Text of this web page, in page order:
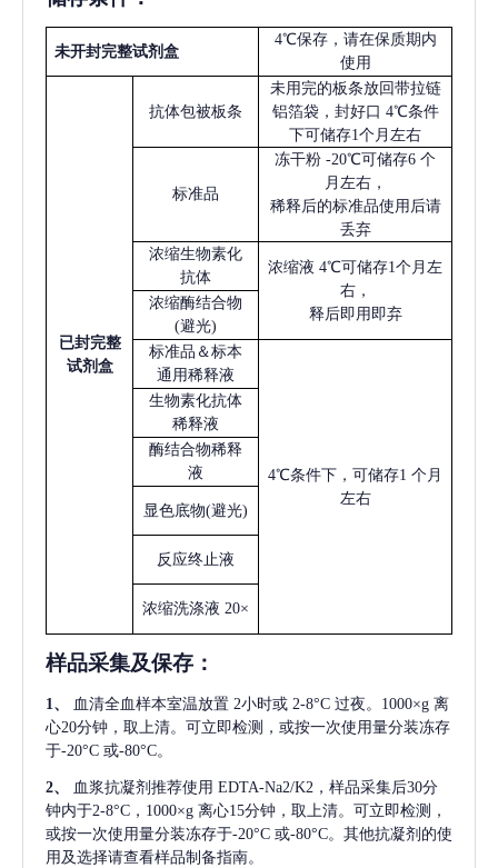
未开封完整试剂盒
4℃保存，请在保质期内
使用
已封完整
试剂盒
抗体包被板条
未用完的板条放回带拉链
铝箔袋，封好口 4℃条件
下可储存1个月左右
标准品
冻干粉 -20℃可储存6 个
月左右，
稀释后的标准品使用后请
丢弃
浓缩生物素化
抗体
浓缩液 4℃可储存1个月左
右，
释后即用即弃
浓缩酶结合物
(避光)
标准品＆标本
通用稀释液
4℃条件下，可储存1 个月
左右
生物素化抗体
稀释液
酶结合物稀释
液
显色底物(避光)
反应终止液
浓缩洗涤液 20×
样品采集及保存 ：
1、 血清全血样本室温放置 2小时或 2-8°C 过夜。1000×g 离
心20分钟，取上清。可立即检测，或按一次使用量分装冻存
于-20°C 或-80°C。
2、 血浆抗凝剂推荐使用 EDTA-Na2/K2，样品采集后30分
钟内于2-8°C，1000×g 离心15分钟，取上清。可立即检测，
或按一次使用量分装冻存于-20°C 或-80°C。其他抗凝剂的使
用及选择请查看样品制备指南。